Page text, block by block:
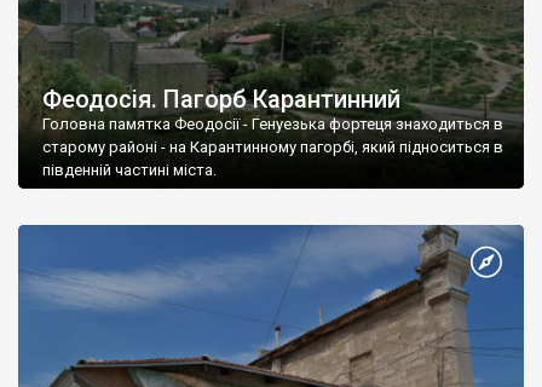
Феодосія. Пагорб Карантинний
Головна памятка Феодосії - Генуезька фортеця знаходиться в
старому районі - на Карантинному пагорбі, який підноситься в
південній частині міста.